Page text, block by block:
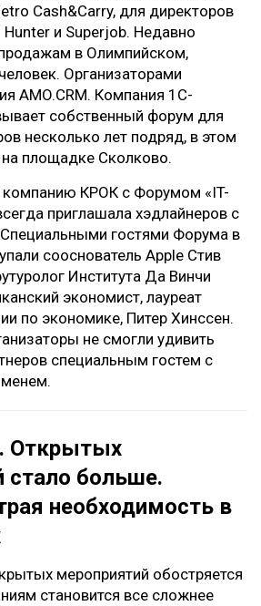
Cash&Carry, для директоров
Hunter и Superjob. Недавно
в Олимпийском,
Организаторами
AMO.CRM. Компания 1С-
собственный форум для
несколько лет подряд, в этом
на площадке Сколково.
компанию КРОК с Форумом «IT-
приглашала хэдлайнеров с
гостями Форума в
сооснователь Apple Стив
Института Да Винчи
экономист, лауреат
по экономике, Питер Хинссен.
не смогли удивить
специальным гостем с
Открытых
стало больше.
необходимость в
мероприятий обостряется
становится все сложнее